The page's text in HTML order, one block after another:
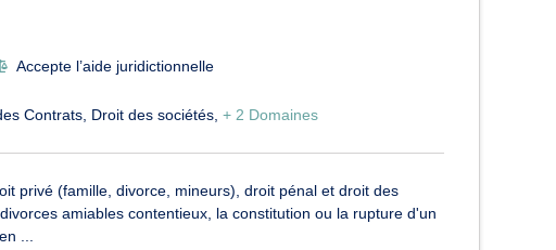
Accepte l’aide juridictionnelle
Contrats Droit des sociétés + 2 Domaines
privé (famille, divorce, mineurs), droit pénal et droit des
amiables contentieux, la constitution ou la rupture d'un
...